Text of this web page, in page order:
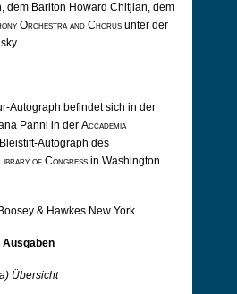
dem Bariton Howard Chitjian, dem
Orchestra and Chorus unter der
Autograph befindet sich in der
Panni in der Accademia
Autograph des
Library of Congress in Washington
& Hawkes New York.
Ausgaben
a) Übersicht